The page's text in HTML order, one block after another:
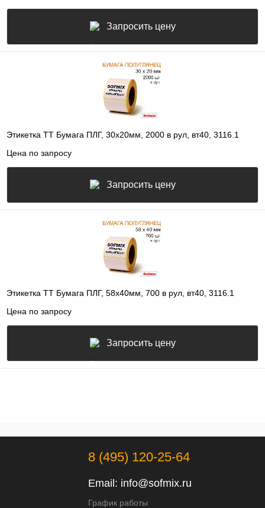
Запросить цену
Этикетка ТТ Бумага ПЛГ, 30х20мм, 2000 в рул, вт40, 3116.1
Цена по запросу
Запросить цену
Этикетка ТТ Бумага ПЛГ, 58х40мм, 700 в рул, вт40, 3116.1
Цена по запросу
Запросить цену
8 (495) 120-25-64
Email: info@sofmix.ru
График работы